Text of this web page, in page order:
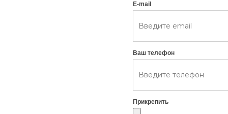
E-mail
Ваш телефон
Прикрепить